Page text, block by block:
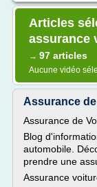
Articles
assurance
→ 97 articles
Aucune vidéo
Assurance
Assurance de
Blog
automobile.
prendre une
Assurance